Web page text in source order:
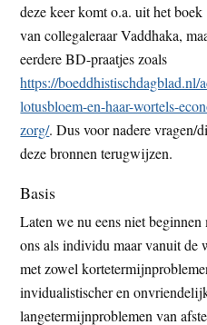
deze keer komt o.a. uit het
van collegaleraar Vaddhaka,
eerdere BD-praatjes zoals
https://boeddhistischdagblad.nl/
lotusbloem-en-haar-wortels-
zorg/. Dus voor nadere vragen/
deze bronnen terugwijzen.
Basis
Laten we nu eens niet
ons als individu maar vanuit de
met zowel
invidualistischer en
langetermijnproblemen van